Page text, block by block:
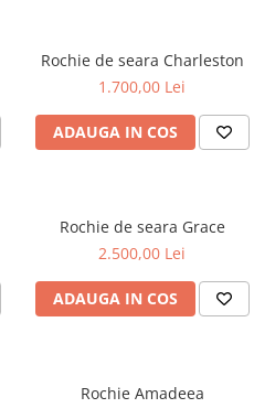
Rochie de seara Charleston
1.700,00 Lei
ADAUGA IN COS
Rochie de seara Grace
2.500,00 Lei
ADAUGA IN COS
Rochie Amadeea